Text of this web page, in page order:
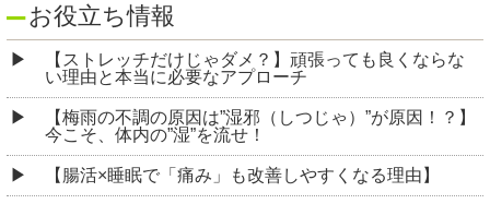
お役立ち情報
【ストレッチだけじゃダメ？】頑張っても良くならな
い理由と本当に必要なアプローチ
【梅雨の不調の原因は”湿邪（しつじゃ）”が原因！？】
今こそ、体内の”湿”を流せ！
【腸活×睡眠で「痛み」も改善しやすくなる理由】